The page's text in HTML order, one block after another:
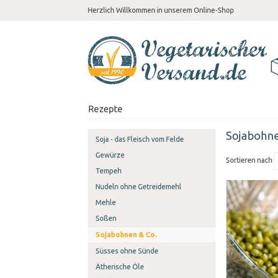
Herzlich Willkommen in unserem Online-Shop
Rezepte
Sortieren nach
Soja - das Fleisch vom Felde
Gewürze
Tempeh
Nudeln ohne Getreidemehl
Mehle
Soßen
Sojabohnen & Co.
Süsses ohne Sünde
Ätherische Öle